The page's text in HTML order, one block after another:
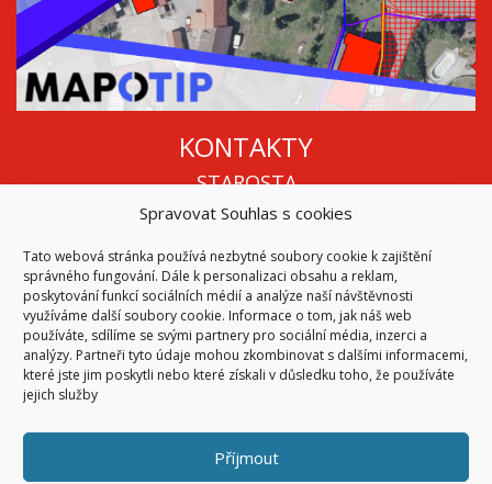
Spravovat Souhlas s cookies
Tato webová stránka používá nezbytné soubory cookie k zajištění
správného fungování. Dále k personalizaci obsahu a reklam,
poskytování funkcí sociálních médií a analýze naší návštěvnosti
využíváme další soubory cookie. Informace o tom, jak náš web
používáte, sdílíme se svými partnery pro sociální média, inzerci a
analýzy. Partneři tyto údaje mohou zkombinovat s dalšími informacemi,
které jste jim poskytli nebo které získali v důsledku toho, že používáte
jejich služby
Příjmout
KONTAKTY
STAROSTA
Mgr. Roman Vala
info@oukojetice.cz
ÚŘEDNÍ HODINY
Po, St: 15:30 - 16:30
Všechny kontakty | Kde nás najdete
© 2026Obec Kojetice na Moravě